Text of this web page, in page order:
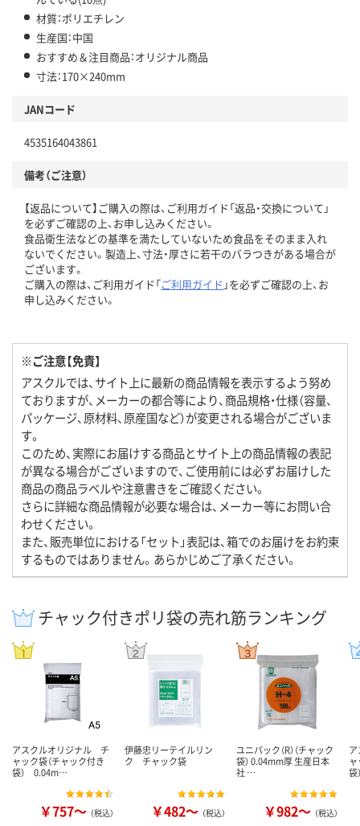
材質：ポリエチレン
生産国：中国
おすすめ＆注目商品：オリジナル商品
寸法：170×240mm
JANコード
4535164043861
備考（ご注意）
【返品について】ご購入の際は、ご利用ガイド「返品・交換について」
を必ずご確認の上、お申し込みください。
食品衛生法などの基準を満たしていないため食品をそのまま入れ
ないでください。製造上、寸法・厚さに若干のバラつきがある場合が
ございます。
ご購入の際は、ご利用ガイド「ご利用ガイド 」を必ずご確認の上、お
申し込みください。
※ご注意【免責】
アスクルでは、サイト上に最新の商品情報を表示するよう努め
ておりますが、メーカーの都合等により、商品規格・仕様（容量、
パッケージ、原材料、原産国など）が変更される場合がございま
す。
このため、実際にお届けする商品とサイト上の商品情報の表記
が異なる場合がございますので、ご使用前には必ずお届けした
商品の商品ラベルや注意書きをご確認ください。
さらに詳細な商品情報が必要な場合は、メーカー等にお問い合
わせください。
また、販売単位における「セット」表記は、箱でのお届けをお約束
するものではありません。あらかじめご了承ください。
チャック付きポリ袋の売れ筋ランキング
アスクルオリジナル チ
ャック袋（チャック付き
袋） 0.04m…
￥757～ （税込）
伊藤忠リーテイルリン
ク チャック袋
￥482～ （税込）
ユニパック（R）（チャック
袋） 0.04mm厚 生産日本
社 …
￥982～ （税込）
ャ